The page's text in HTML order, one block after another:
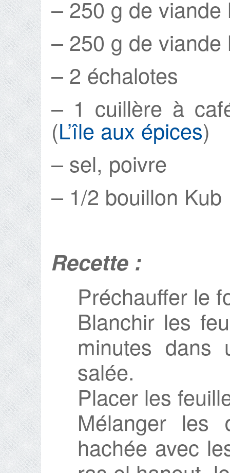
– 250 g de
– 250 g de
– 2 échalotes
– 1 cuillère à
(L’île aux épices)
– sel, poivre
– 1/2 bouillon Kub
Recette :
Préchauffer le
Blanchir les
minutes dans
salée.
Placer les
Mélanger les
hachée avec